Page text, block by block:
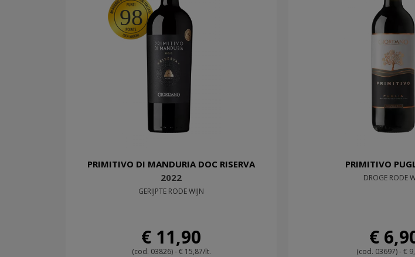
98
PRIMITIVO DI MANDURIA DOC RISERVA
2022
GERIJPTE RODE WIJN
€ 11,90
(cod. 03826) - € 15,87/lt.
PRIMITIVO
DROGE RODE
€
(cod. 03697) - €